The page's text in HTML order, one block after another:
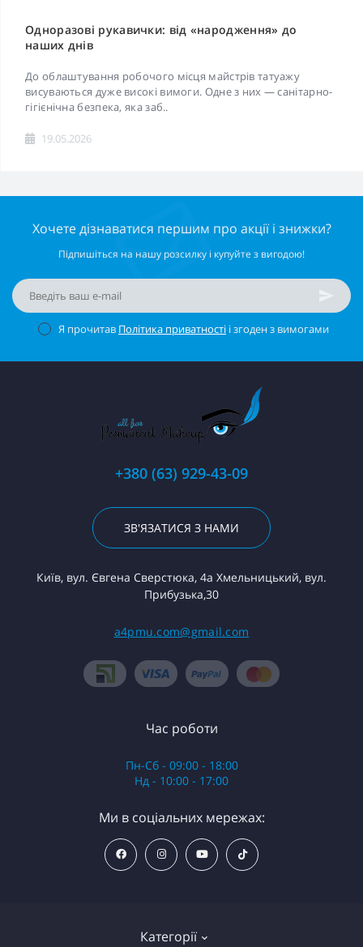
Одноразові рукавички: від «народження» до
наших днів
До облаштування робочого місця майстрів татуажу
висуваються дуже високі вимоги. Одне з них — санітарно-
гігієнічна безпека, яка заб..
19.05.2026
Хочете дізнаватися першим про акції і знижки?
Підпишіться на нашу розсилку і купуйте з вигодою!
Я прочитав Політика приватності і згоден з вимогами
+380 (63) 929-43-09
ЗВ'ЯЗАТИСЯ З НАМИ
Київ, вул. Євгена Сверстюка, 4а Хмельницький, вул.
Прибузька,30
a4pmu.com@gmail.com
Категорії
Час роботи
Пн-Сб - 09:00 - 18:00
Нд - 10:00 - 17:00
Ми в соціальних мережах: